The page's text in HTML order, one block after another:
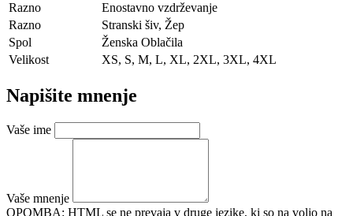
Razno
Enostavno vzdrževanje
Razno
Stranski šiv, Žep
Spol
Ženska Oblačila
Velikost
XS, S, M, L, XL, 2XL, 3XL, 4XL
Napišite mnenje
Vaše ime
Vaše mnenje
OPOMBA: HTML se ne prevaja v druge jezike, ki so na voljo na